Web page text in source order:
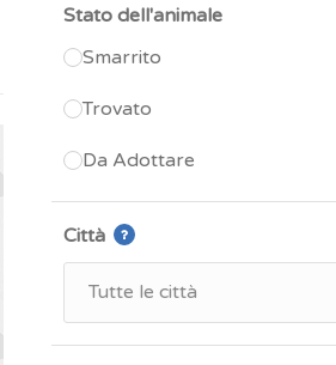
Stato dell'animale
Smarrito
Trovato
Da Adottare
Città